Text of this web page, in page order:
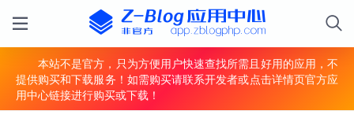
本站不是官方，只为方便用户快速查找所需且好用的应用，不
提供购买和下载服务！如需购买请联系开发者或点击详情页官方应
用中心链接进行购买或下载！